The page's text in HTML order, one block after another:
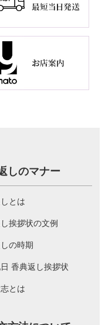
しのマナー
とは
挨拶状の文例
の時期
香典返し挨拶状
とは